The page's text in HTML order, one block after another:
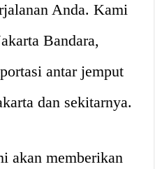
Anda. Kami
Bandara,
antar jemput
dan sekitarnya.
akan memberikan